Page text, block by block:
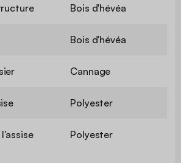
Bois d'hévéa
Bois d'hévéa
Cannage
Polyester
Polyester